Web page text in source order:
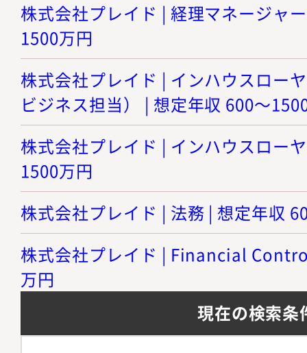
株式会社プレイド | 経理マネージャ
1500万円
株式会社プレイド | インハウスロー
ビジネス担当） | 想定年収 600～
株式会社プレイド | インハウスロー
1500万円
株式会社プレイド | 法務 | 想定年収
株式会社プレイド | Financial
万円
現在の検索条